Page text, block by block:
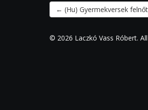
← (Hu) Gyermekversek
© 2026 Laczkó Vass Róbert.